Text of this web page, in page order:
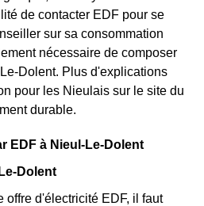
de contacter EDF pour se
sur sa consommation
nécessaire de composer
Dolent. Plus d'explications
pour les Nieulais sur le site du
durable.
EDF à Nieul-Le-Dolent
Dolent
offre d'électricité EDF, il faut